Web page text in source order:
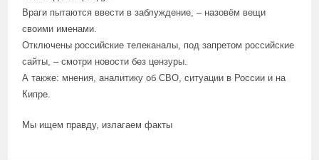
Враги пытаются ввести в заблуждение, – назовём вещи
своими именами.
Отключены российские телеканалы, под запретом российские
сайты, – смотри новости без цензуры.
А также: мнения, аналитику об СВО, ситуации в России и на
Кипре.
Мы ищем правду, излагаем факты